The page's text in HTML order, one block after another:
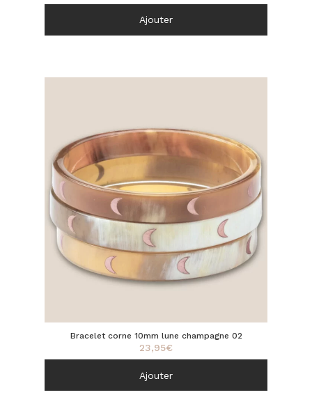
Ajouter
Bracelet corne 10mm lune champagne 02
23,95€
Ajouter